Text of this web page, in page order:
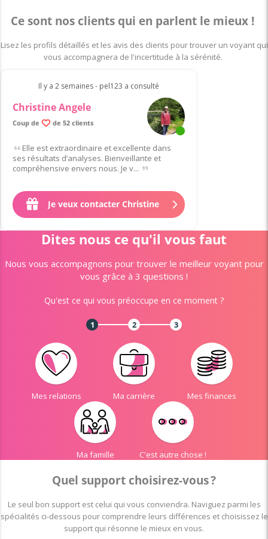
Ce sont nos clients qui en parlent le mieux !
Lisez les profils détaillés et les avis des clients pour trouver un voyant qui
vous accompagnera de l'incertitude à la sérénité.
Il y a 2 semaines - pel123 a consulté
Christine Angele
Coup de de 52 clients
Elle est extraordinaire et excellente dans
ses résultats d’analyses. Bienveillante et
compréhensive envers nous. Je v...
Je veux contacter Christine
Dites nous ce qu'il vous faut
Nous vous accompagnons pour trouver le meilleur voyant pour
vous grâce à 3 questions !
Qu'est ce qui vous préoccupe en ce moment ?
1 2 3
Mes relations Ma carrière Mes finances
Ma famille C'est autre chose !
Quel support choisirez-vous ?
Le seul bon support est celui qui vous conviendra. Naviguez parmi les
spécialités ci-dessous pour comprendre leurs différences et choisissez le
support qui résonne le mieux en vous.